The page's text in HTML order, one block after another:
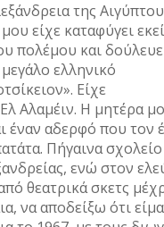
της Αιγύπτου
είχε καταφύγει εκεί
πολέμου και δούλευε
ελληνικό
Είχε
Αλαμέιν. Η μητέρα
έναν αδερφό που
Πήγαινα
ενώ στον
θεατρικά σκετς
να αποδείξω ότι